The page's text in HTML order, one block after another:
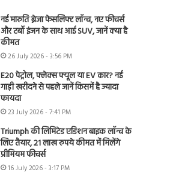
नई मारुति ब्रेजा फेसलिफ्ट लॉन्च, नए फीचर्स
और टर्बो इंजन के साथ आई SUV, जानें क्या है
कीमत
26 July 2026 - 3:56 PM
E20 पेट्रोल, फ्लेक्स फ्यूल या EV कार? नई
गाड़ी खरीदने से पहले जानें किसमें है ज्यादा
फायदा
23 July 2026 - 7:41 PM
Triumph की लिमिटेड एडिशन बाइक लॉन्च के
लिए तैयार, 21 लाख रुपये कीमत में मिलेंगे
प्रीमियम फीचर्स
16 July 2026 - 3:17 PM